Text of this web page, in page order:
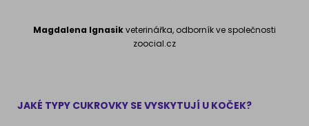
Magdalena Ignasikveterinářka, odborník ve společnosti
zoocial.cz
JAKÉ TYPY CUKROVKY SE VYSKYTUJÍ U KOČEK?